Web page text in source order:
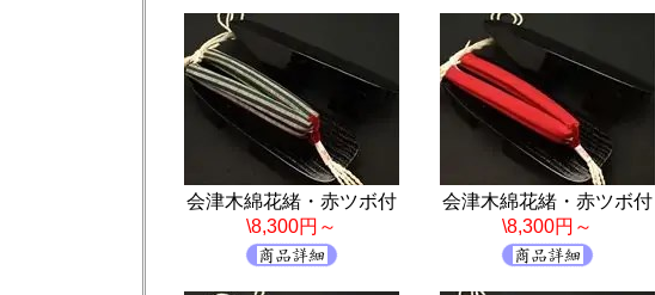
会津木綿花緒・赤ツボ付
\8,300円～
会津木綿花緒・赤ツボ付
\8,300円～